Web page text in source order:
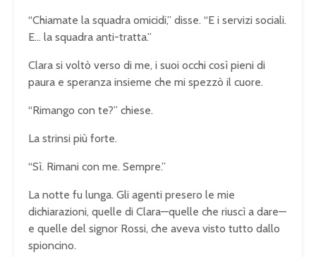
“Chiamate la squadra omicidi,” disse. “E i servizi sociali.
E… la squadra anti-tratta.”
Clara si voltò verso di me, i suoi occhi così pieni di
paura e speranza insieme che mi spezzò il cuore.
“Rimango con te?” chiese.
La strinsi più forte.
“Sì. Rimani con me. Sempre.”
La notte fu lunga. Gli agenti presero le mie
dichiarazioni, quelle di Clara—quelle che riuscì a dare—
e quelle del signor Rossi, che aveva visto tutto dallo
spioncino.